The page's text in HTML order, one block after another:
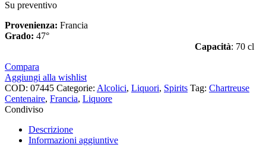
Su preventivo
Provenienza: Francia
Grado: 47°
Capacità: 70 cl
Compara
Aggiungi alla wishlist
COD: 07445 Categorie: Alcolici, Liquori, Spirits Tag: Chartreuse
Centenaire, Francia, Liquore
Condiviso
Descrizione
Informazioni aggiuntive